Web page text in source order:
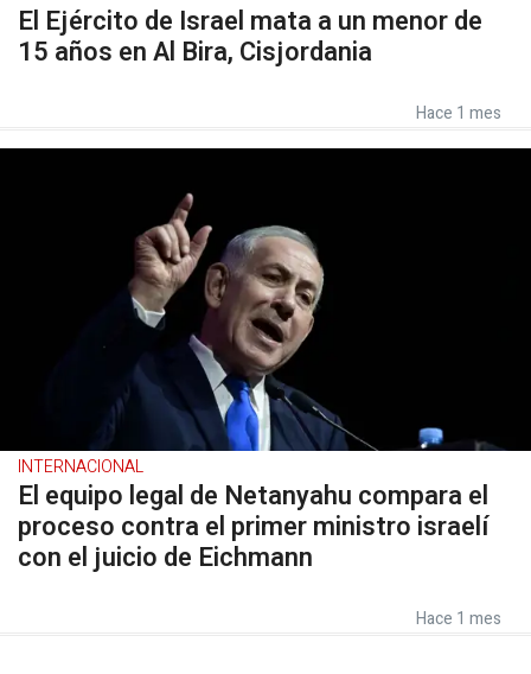
El Ejército de Israel mata a un menor de
15 años en Al Bira, Cisjordania
Hace 1 mes
INTERNACIONAL
El equipo legal de Netanyahu compara el
proceso contra el primer ministro israelí
con el juicio de Eichmann
Hace 1 mes